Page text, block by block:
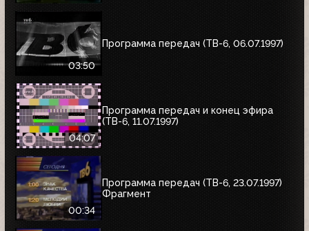
03:50
Программа передач (ТВ-6, 06.07.1997)
04:07
Программа передач и конец эфира
(ТВ-6, 11.07.1997)
00:34
Программа передач (ТВ-6, 23.07.1997)
Фрагмент